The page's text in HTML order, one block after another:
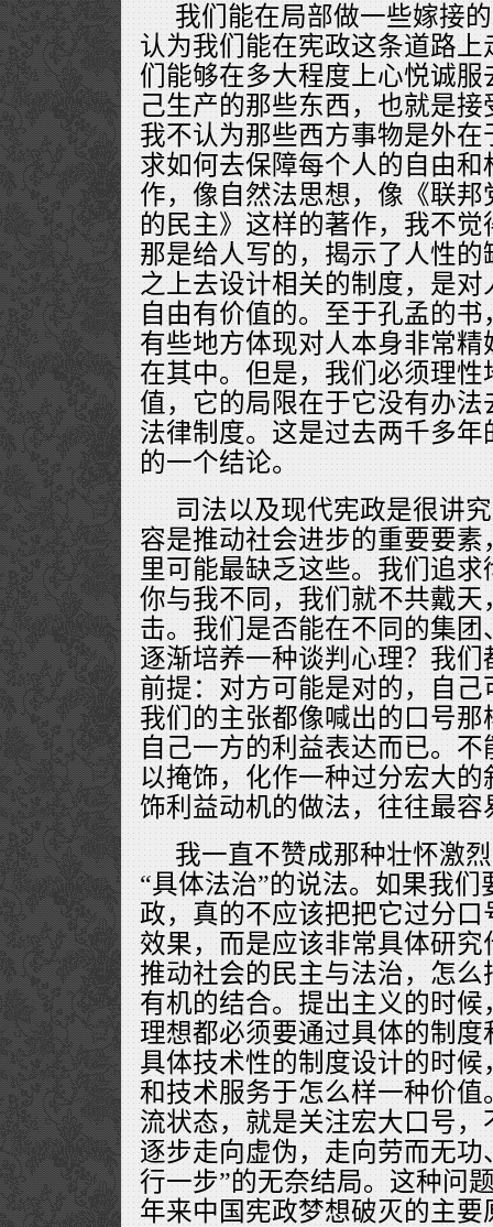
我们能在局部做一些嫁接
认为我们能在宪政这条道路
们能够在多大程度上心悦诚
己生产的那些东西，也就是
我不认为那些西方事物是外
求如何去保障每个人的自由
作，像自然法思想，像《联
的民主》这样的著作，我不
那是给人写的，揭示了人性
之上去设计相关的制度，是
自由有价值的。至于孔孟的
有些地方体现对人本身非常
在其中。但是，我们必须理
值，它的局限在于它没有办
法律制度。这是过去两千多
的一个结论。
司法以及现代宪政是很讲
容是推动社会进步的重要要
里可能最缺乏这些。我们追
你与我不同，我们就不共戴
击。我们是否能在不同的集
逐渐培养一种谈判心理？我
前提：对方可能是对的，自
我们的主张都像喊出的口号
自己一方的利益表达而已。
以掩饰，化作一种过分宏大
饰利益动机的做法，往往最
我一直不赞成那种壮怀激
“具体法治”的说法。如果我
政，真的不应该把把它过分
效果，而是应该非常具体研
推动社会的民主与法治，怎
有机的结合。提出主义的时
理想都必须要通过具体的制
具体技术性的制度设计的时
和技术服务于怎么样一种价
流状态，就是关注宏大口号
逐步走向虚伪，走向劳而无功
行一步”的无奈结局。这种问
年来中国宪政梦想破灭的主要